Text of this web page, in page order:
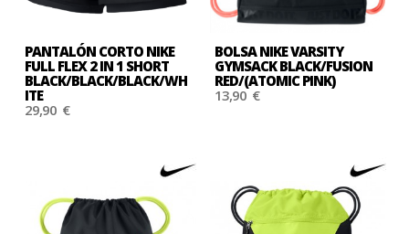
PANTALÓN CORTO NIKE
FULL FLEX 2 IN 1 SHORT
BLACK/BLACK/BLACK/WH
ITE
29,90 €
BOLSA NIKE VARSITY
GYMSACK BLACK/FUSION
RED/(ATOMIC PINK)
13,90 €